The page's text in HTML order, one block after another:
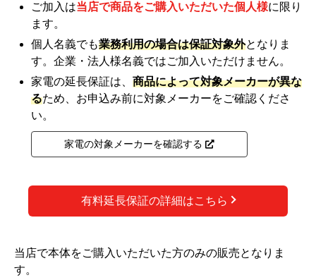
ご加入は当店で商品をご購入いただいた個人様に限り
ます。
個人名義でも業務利用の場合は保証対象外となりま
す。企業・法人様名義ではご加入いただけません。
家電の延長保証は、 商品によって対象メーカーが異な
るため、お申込み前に対象メーカーをご確認くださ
い。
家電の対象メーカーを確認する
有料延長保証の詳細はこちら
当店で本体をご購入いただいた方のみの販売となりま
す。